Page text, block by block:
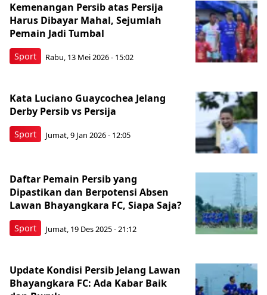
Sport
Kemenangan Persib atas Persija
Harus Dibayar Mahal, Sejumlah
Pemain Jadi Tumbal
Rabu, 13 Mei 2026 - 15:02
Sport
Kata Luciano Guaycochea Jelang
Derby Persib vs Persija
Jumat, 9 Jan 2026 - 12:05
Sport
Daftar Pemain Persib yang
Dipastikan dan Berpotensi Absen
Lawan Bhayangkara FC, Siapa Saja?
Jumat, 19 Des 2025 - 21:12
Update Kondisi Persib Jelang Lawan
Bhayangkara FC: Ada Kabar Baik